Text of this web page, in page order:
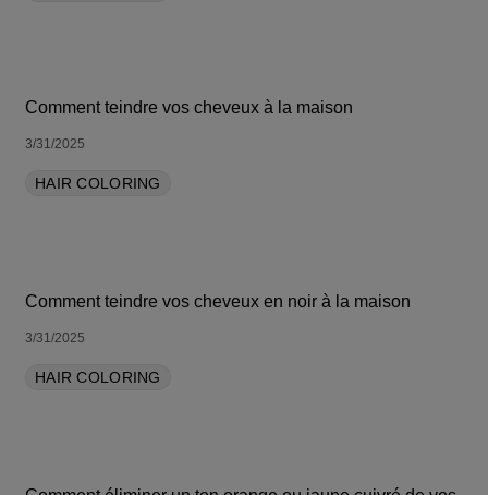
Comment teindre vos cheveux à la maison
3/31/2025
HAIR COLORING
Comment teindre vos cheveux en noir à la maison
3/31/2025
HAIR COLORING